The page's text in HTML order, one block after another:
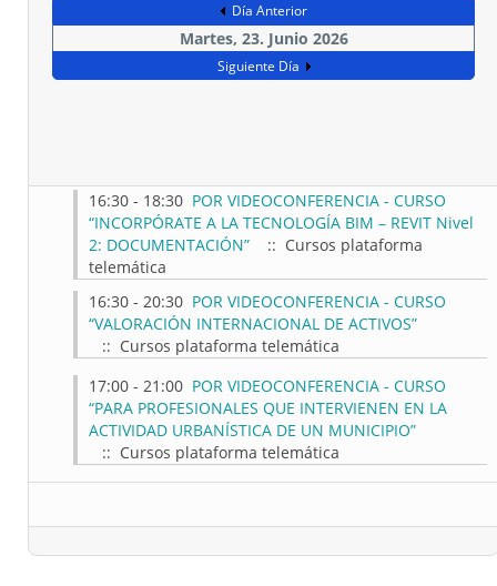
Día Anterior
Martes, 23. Junio 2026
Siguiente Día
16:30 - 18:30 POR VIDEOCONFERENCIA - CURSO
“INCORPÓRATE A LA TECNOLOGÍA BIM – REVIT Nivel
2: DOCUMENTACIÓN”
:: Cursos plataforma
telemática
16:30 - 20:30 POR VIDEOCONFERENCIA - CURSO
“VALORACIÓN INTERNACIONAL DE ACTIVOS”
:: Cursos plataforma telemática
17:00 - 21:00 POR VIDEOCONFERENCIA - CURSO
“PARA PROFESIONALES QUE INTERVIENEN EN LA
ACTIVIDAD URBANÍSTICA DE UN MUNICIPIO”
:: Cursos plataforma telemática